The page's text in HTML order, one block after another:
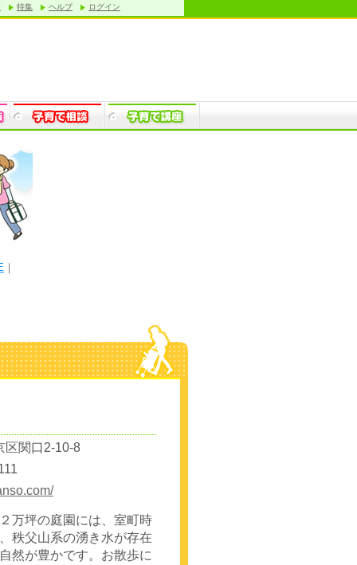
特集 ヘルプ ログイン
｜
区関口2-10-8
万坪の庭園には、室町時
秩父山系の湧き水が存在
然が豊かです。お散歩に